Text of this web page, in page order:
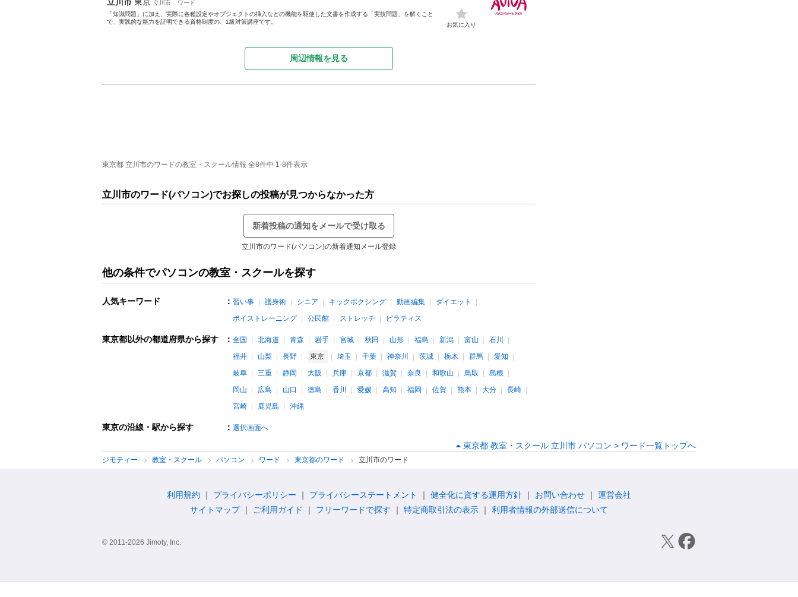
立川市
ワード
「知識問題」に加え、実際に各種設定やオブジェクトの挿入などの機能を駆使した文書を作成する「実技問題」を解くこと
で、実践的な能力を証明できる資格制度の、1級対策講座です。
お気に入り
周辺情報を見る
東京都 立川市のワードの教室・スクール情報 全8件中 1-8件表示
立川市のワード(パソコン)でお探しの投稿が見つからなかった方
新着投稿の通知をメールで受け取る
立川市のワード(パソコン)の新着通知メール登録
他の条件でパソコンの教室・スクールを探す
人気キーワード ： 習い事 護身術 シニア キックボクシング 動画編集
ダイエット
ボイストレーニング
公民館 ストレッチ ピラティス
東京都以外の都道府県から探す ： 全国 北海道 青森 岩手 宮城 秋田 山形 福島 新潟 富山
石川
福井
山梨 長野 東京 埼玉 千葉 神奈川 茨城 栃木 群馬
愛知
岐阜
三重 静岡 大阪 兵庫 京都 滋賀 奈良 和歌山 鳥取
島根
岡山
広島 山口 徳島 香川 愛媛 高知 福岡 佐賀 熊本 大分
長崎
宮崎
鹿児島 沖縄
東京の沿線・駅から探す ： 選択画面へ
東京都 教室・スクール 立川市 パソコン > ワード一覧トップへ
ジモティー 教室・スクール パソコン ワード 東京都のワード 立川市のワード
利用規約 プライバシーポリシー プライバシーステートメント 健全化に資する運用方針 お問い合わせ
運営会社
サイトマップ
ご利用ガイド フリーワードで探す 特定商取引法の表示 利用者情報の外部送信について
© 2011-2026 Jimoty, Inc.